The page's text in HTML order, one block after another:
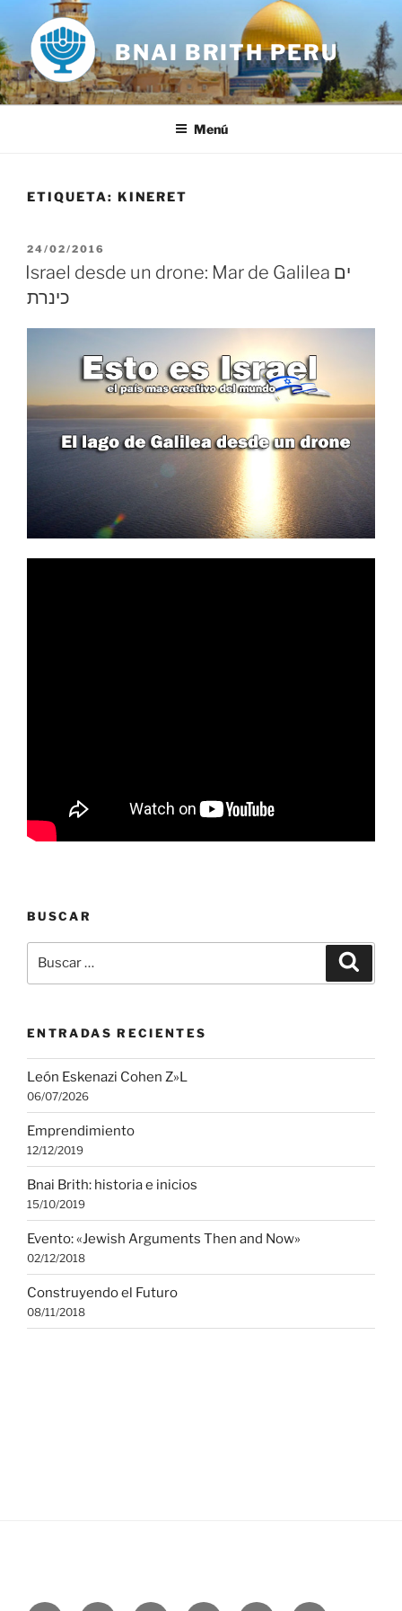
contenido
BNAI BRITH PERU
Menú
ETIQUETA: KINERET
PUBLICADO
EL
24/02/2016
Israel desde un drone: Mar de Galilea ים
כינרת
BUSCAR
por:
ENTRADAS RECIENTES
León Eskenazi Cohen Z»L
06/07/2026
Emprendimiento
12/12/2019
Bnai Brith: historia e inicios
15/10/2019
Evento: «Jewish Arguments Then and Now»
02/12/2018
Construyendo el Futuro
08/11/2018